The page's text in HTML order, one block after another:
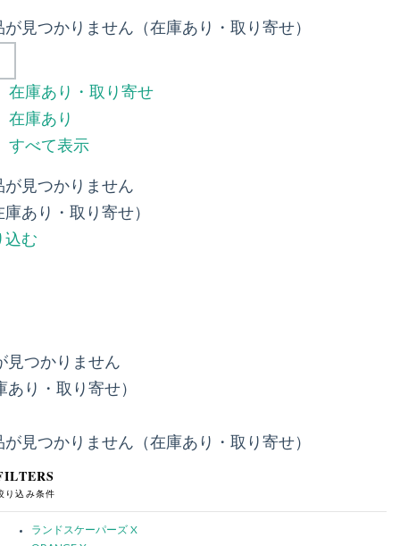
が見つかりません（在庫あり・取り寄せ）
在庫あり・取り寄せ
在庫あり
すべて表示
が見つかりません
庫あり・取り寄せ）
込む
見つかりません
あり・取り寄せ）
が見つかりません（在庫あり・取り寄せ）
り込み条件
ランドスケーパーズ X